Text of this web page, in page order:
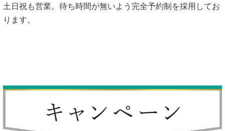
土日祝も営業。待ち時間が無いよう完全予約制を採用してお
ります。